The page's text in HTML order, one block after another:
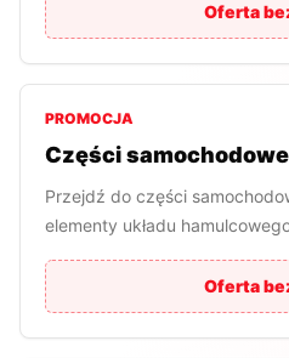
Oferta
PROMOCJA
Części
Przejdź do części
elementy układu
Oferta